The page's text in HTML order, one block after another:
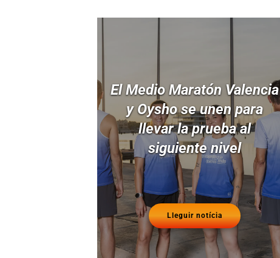
El Medio Maratón Valencia
y Oysho se unen para
llevar la prueba al
siguiente nivel
Lleguir notícia